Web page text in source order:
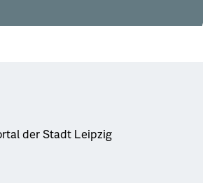
der Stadt Leipzig